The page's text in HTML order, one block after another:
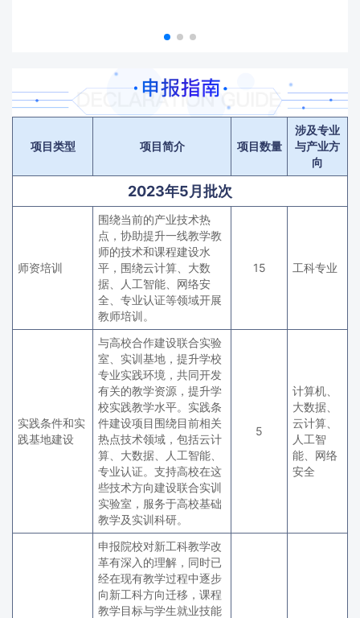
项目类型 项目简介 项目数量
涉及专业
与产业方
向
2023年5月批次
师资培训
围绕当前的产业技术热
点，协助提升一线教学教
师的技术和课程建设水
平，围绕云计算、大数
据、人工智能、网络安
全、专业认证等领域开展
教师培训。
15 工科专业
实践条件和实
践基地建设
与高校合作建设联合实验
室、实训基地，提升学校
专业实践环境，共同开发
有关的教学资源，提升学
校实践教学水平。实践条
件建设项目围绕目前相关
热点技术领域，包括云计
算、大数据、人工智能、
专业认证。支持高校在这
些技术方向建设联合实训
实验室，服务于高校基础
教学及实训科研。
5
计算机、
大数据、
云计算、
人工智
能、网络
安全
申报院校对新工科教学改
革有深入的理解，同时已
经在现有教学过程中逐步
向新工科方向迁移，课程
教学目标与学生就业技能